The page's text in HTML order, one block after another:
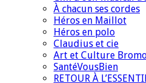
À chacun ses cordes
Héros en Maillot
Héros en polo
Claudius et cie
Art et Culture
SantéVousBien
RETOUR À